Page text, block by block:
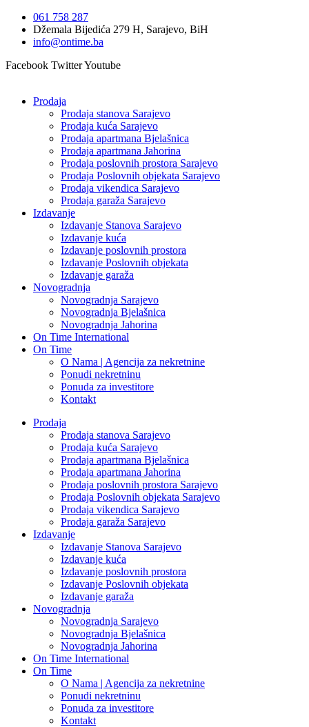
sadržaj
061 758 287
Džemala Bijedića 279 H, Sarajevo, BiH
info@ontime.ba
Facebook TwitterYoutube
Prodaja
Prodaja stanova Sarajevo
Prodaja kuća Sarajevo
Prodaja apartmana Bjelašnica
Prodaja apartmana Jahorina
Prodaja poslovnih prostora Sarajevo
Prodaja Poslovnih objekata Sarajevo
Prodaja vikendica Sarajevo
Prodaja garaža Sarajevo
Izdavanje
Izdavanje Stanova Sarajevo
Izdavanje kuća
Izdavanje poslovnih prostora
Izdavanje Poslovnih objekata
Izdavanje garaža
Novogradnja
Novogradnja Sarajevo
Novogradnja Bjelašnica
Novogradnja Jahorina
On Time International
On Time
O Nama | Agencija za nekretnine
Ponudi nekretninu
Ponuda za investitore
Kontakt
Prodaja
Prodaja stanova Sarajevo
Prodaja kuća Sarajevo
Prodaja apartmana Bjelašnica
Prodaja apartmana Jahorina
Prodaja poslovnih prostora Sarajevo
Prodaja Poslovnih objekata Sarajevo
Prodaja vikendica Sarajevo
Prodaja garaža Sarajevo
Izdavanje
Izdavanje Stanova Sarajevo
Izdavanje kuća
Izdavanje poslovnih prostora
Izdavanje Poslovnih objekata
Izdavanje garaža
Novogradnja
Novogradnja Sarajevo
Novogradnja Bjelašnica
Novogradnja Jahorina
On Time International
On Time
O Nama | Agencija za nekretnine
Ponudi nekretninu
Ponuda za investitore
Kontakt